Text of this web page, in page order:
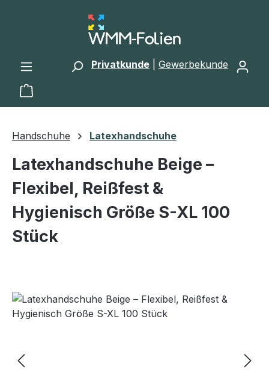
Zum Hauptinhalt springen
Privatkunde Gewerbekunde
Warenkorb enthält 0 Positionen. Der
Handschuhe Latexhandschuhe
Latexhandschuhe Beige –
Flexibel, Reißfest &
Hygienisch Größe S-XL 100
Stück
Bildergalerie überspringen